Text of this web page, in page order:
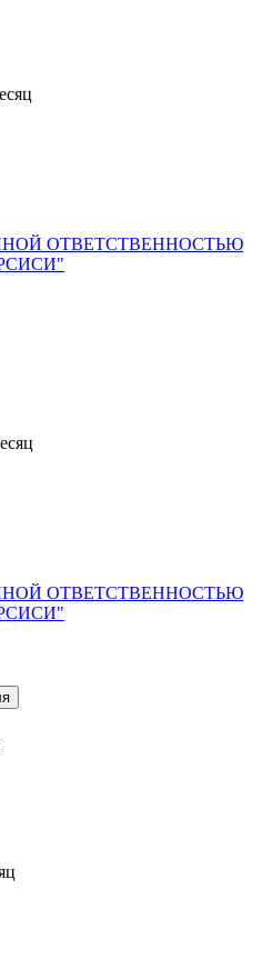
ОТВЕТСТВЕННОСТЬЮ
ОТВЕТСТВЕННОСТЬЮ